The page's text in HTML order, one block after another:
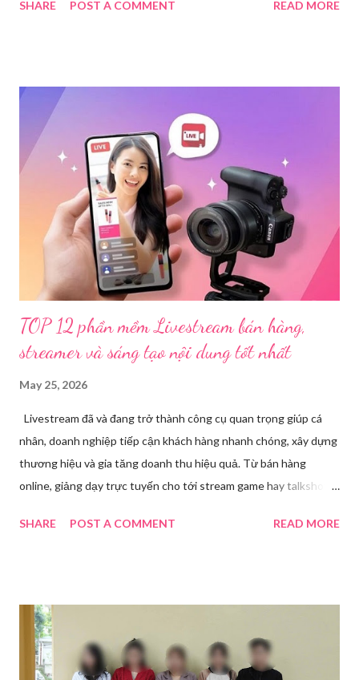
Bị Các Thiết Bị Cần Thiết Khi Livestream Bằng Máy Ảnh
Thanh 1.1.1. Thân máy ảnh (Body máy
ảnh): Chọn máy ảnh có chất lượng ...
SHARE POST A COMMENT READ MORE
TOP 12 phần mềm Livestream bán hàng,
streamer và sáng tạo nội dung tốt nhất
May 25, 2026
Livestream đã và đang trở thành công cụ quan trọng giúp cá
nhân, doanh nghiệp tiếp cận khách hàng nhanh chóng, xây dựng
thương hiệu và gia tăng doanh thu hiệu quả. Từ bán hàng
online, giảng dạy trực tuyến cho tới stream game hay talkshow,
Trong bài viết dưới đây, chúng tôi sẽ giới thiệu chi tiết 12 công
mạng xã hội hoặc website theo thời gian thực. Để thực hiện
được điều này, người dùng cần đến sự hỗ trợ của những công cụ
chuyên biệt giúp xử lý hình ảnh, âm thanh, hiệu ứng và kết nối ổn
SHARE POST A COMMENT READ MORE